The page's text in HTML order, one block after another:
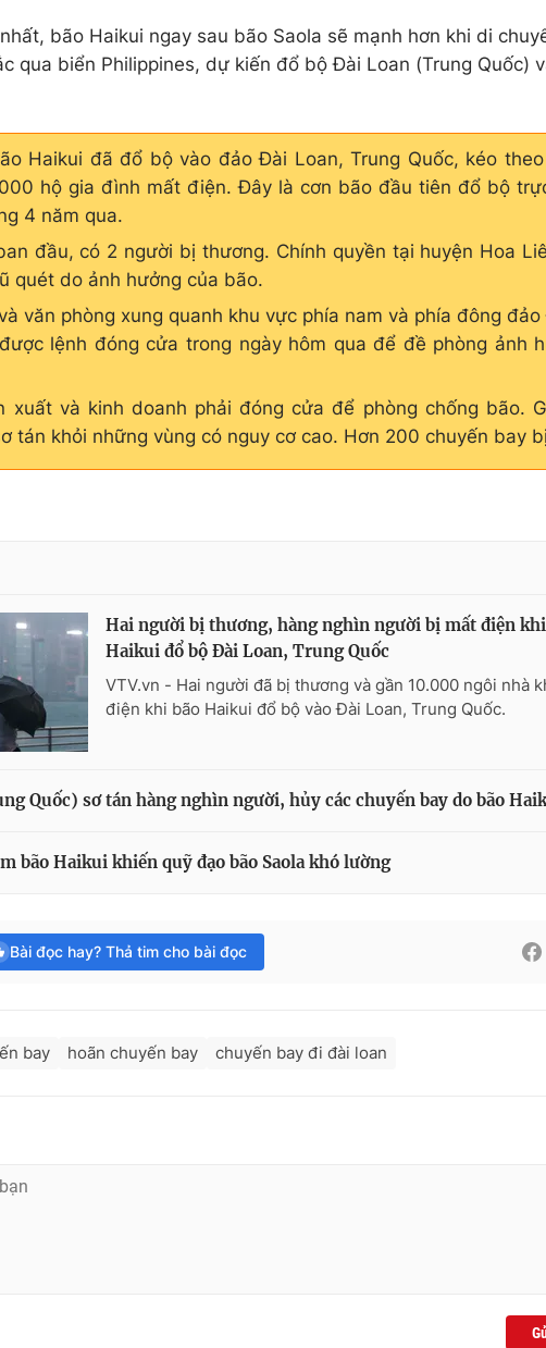
bão Haikui ngay sau bão Saola sẽ mạnh hơn khi di
qua biển Philippines, dự kiến đổ bộ Đài Loan (Trung Quốc)
Haikui đã đổ bộ vào đảo Đài Loan, Trung Quốc, kéo
hộ gia đình mất điện. Đây là cơn bão đầu tiên đổ bộ
4 năm qua.
đầu, có 2 người bị thương. Chính quyền tại huyện Hoa
quét do ảnh hưởng của bão.
văn phòng xung quanh khu vực phía nam và phía đông
lệnh đóng cửa trong ngày hôm qua để đề phòng ảnh
xuất và kinh doanh phải đóng cửa để phòng chống bão.
tán khỏi những vùng có nguy cơ cao. Hơn 200 chuyến bay
Hai người bị thương, hàng nghìn người bị mất điện
Haikui đổ bộ Đài Loan, Trung Quốc
VTV.vn - Hai người đã bị thương và gần 10.000 ngôi nhà
điện khi bão Haikui đổ bộ vào Đài Loan, Trung Quốc.
Quốc) sơ tán hàng nghìn người, hủy các chuyến bay do bão
bão Haikui khiến quỹ đạo bão Saola khó lường
Bài đọc hay? Thả tim cho bài đọc
bay hoãn chuyến bay chuyến bay đi đài loan